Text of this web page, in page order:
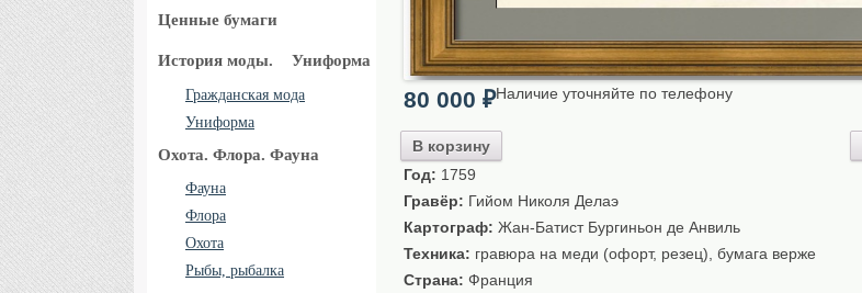
Ценные бумаги
История моды. Униформа
Гражданская мода
Униформа
Охота. Флора. Фауна
Фауна
Флора
Охота
Рыбы, рыбалка
80 000 ₽
В корзину
Наличие уточняйте по телефону
Год: 1759
Гравёр: Гийом Николя Делаэ
Картограф: Жан-Батист Бургиньон де Анвиль
Техника: гравюра на меди (офорт, резец), бумага верже
Страна: Франция